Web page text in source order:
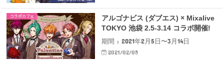
コラボカフェ
アルゴナビス (ダブエス) × Mixalive
TOKYO 池袋 2.5-3.14 コラボ開催!
期間 : 2021年2月5日〜3月14日
2021/02/05